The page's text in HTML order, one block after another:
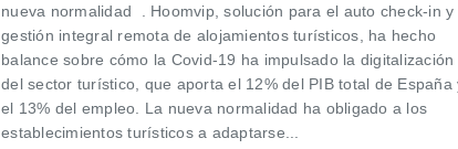
nueva normalidad . Hoomvip, solución para el auto check-in y
gestión integral remota de alojamientos turísticos, ha hecho
balance sobre cómo la Covid-19 ha impulsado la digitalización
del sector turístico, que aporta el 12% del PIB total de España
el 13% del empleo. La nueva normalidad ha obligado a los
establecimientos turísticos a adaptarse...